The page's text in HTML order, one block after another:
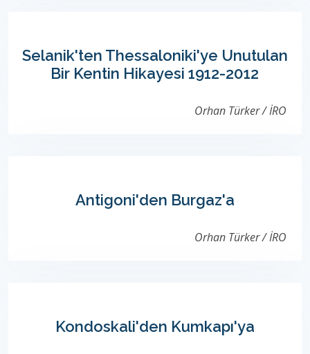
Selanik'ten Thessaloniki'ye Unutulan
Bir Kentin Hikayesi 1912-2012
Orhan Türker / İRO
Antigoni'den Burgaz'a
Orhan Türker / İRO
Kondoskali'den Kumkapı'ya